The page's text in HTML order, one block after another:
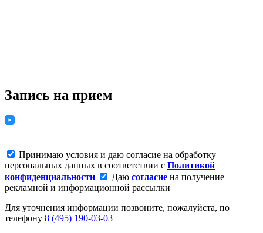
Запись на прием
Принимаю условия и даю согласие на обработку
персональных данных в соответствии с Политикой
конфиденциальности
Даю согласие на получение
рекламной и информационной рассылки
Для уточнения информации позвоните, пожалуйста, по
телефону 8 (495) 190-03-03